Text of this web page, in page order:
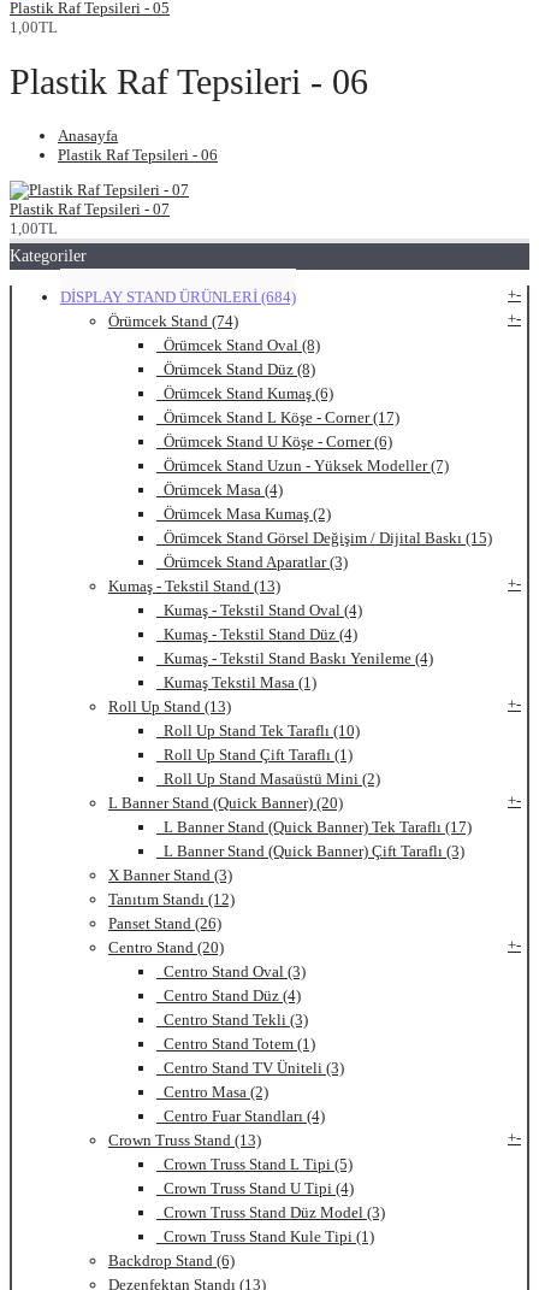
Plastik Raf Tepsileri - 05
1,00TL
Plastik Raf Tepsileri - 06
Anasayfa
Plastik Raf Tepsileri - 06
Plastik Raf Tepsileri - 07
1,00TL
Kategoriler
DİSPLAY STAND ÜRÜNLERİ (684) +-
Örümcek Stand (74)
+-
Örümcek Stand Oval (8)
Örümcek Stand Düz (8)
Örümcek Stand Kumaş (6)
Örümcek Stand L Köşe - Corner (17)
Örümcek Stand U Köşe - Corner (6)
Örümcek Stand Uzun - Yüksek Modeller (7)
Örümcek Masa (4)
Örümcek Masa Kumaş (2)
Örümcek Stand Görsel Değişim / Dijital Baskı (15)
Örümcek Stand Aparatlar (3)
Kumaş - Tekstil Stand (13)
+-
Kumaş - Tekstil Stand Oval (4)
Kumaş - Tekstil Stand Düz (4)
Kumaş - Tekstil Stand Baskı Yenileme (4)
Kumaş Tekstil Masa (1)
Roll Up Stand (13)
+-
Roll Up Stand Tek Taraflı (10)
Roll Up Stand Çift Taraflı (1)
Roll Up Stand Masaüstü Mini (2)
L Banner Stand (Quick Banner) (20)
+-
L Banner Stand (Quick Banner) Tek Taraflı (17)
L Banner Stand (Quick Banner) Çift Taraflı (3)
X Banner Stand (3)
Tanıtım Standı (12)
Panset Stand (26)
Centro Stand (20)
+-
Centro Stand Oval (3)
Centro Stand Düz (4)
Centro Stand Tekli (3)
Centro Stand Totem (1)
Centro Stand TV Üniteli (3)
Centro Masa (2)
Centro Fuar Standları (4)
Crown Truss Stand (13)
+-
Crown Truss Stand L Tipi (5)
Crown Truss Stand U Tipi (4)
Crown Truss Stand Düz Model (3)
Crown Truss Stand Kule Tipi (1)
Backdrop Stand (6)
Dezenfektan Standı (13)